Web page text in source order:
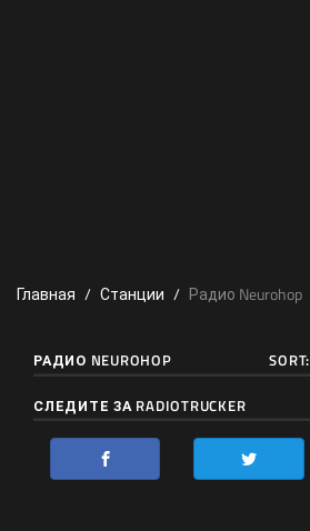
Главная Станции Радио Neurohop
РАДИО NEUROHOP SORT:
СЛЕДИТЕ ЗА RADIOTRUCKER